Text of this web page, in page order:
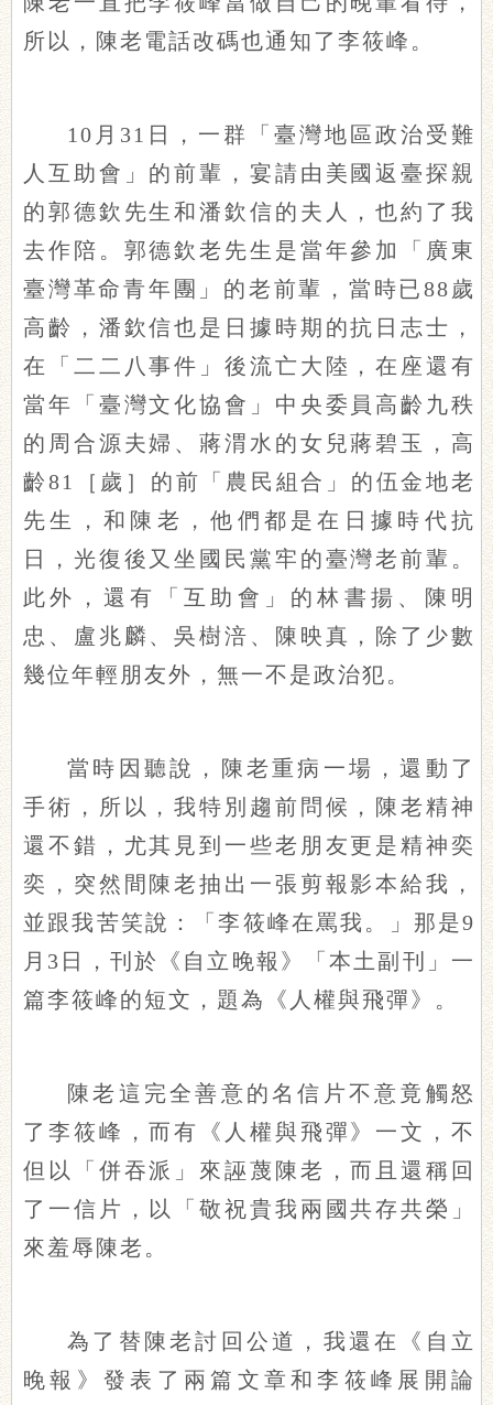
所以，陳老電話改碼也通知了李筱峰。
10月31日，一群「臺灣地區政治受難
人互助會」的前輩，宴請由美國返臺探親
的郭德欽先生和潘欽信的夫人，也約了我
去作陪。郭德欽老先生是當年參加「廣東
臺灣革命青年團」的老前輩，當時已88歲
高齡，潘欽信也是日據時期的抗日志士，
在「二二八事件」後流亡大陸，在座還有
當年「臺灣文化協會」中央委員高齡九秩
的周合源夫婦、蔣渭水的女兒蔣碧玉，高
齡81［歲］的前「農民組合」的伍金地老
先生，和陳老，他們都是在日據時代抗
日，光復後又坐國民黨牢的臺灣老前輩。
此外，還有「互助會」的林書揚、陳明
忠、盧兆麟、吳樹涪、陳映真，除了少數
幾位年輕朋友外，無一不是政治犯。
當時因聽說，陳老重病一場，還動了
手術，所以，我特別趨前問候，陳老精神
還不錯，尤其見到一些老朋友更是精神奕
奕，突然間陳老抽出一張剪報影本給我，
並跟我苦笑說：「李筱峰在罵我。」那是9
月3日，刊於《自立晚報》「本土副刊」一
篇李筱峰的短文，題為《人權與飛彈》。
陳老這完全善意的名信片不意竟觸怒
了李筱峰，而有《人權與飛彈》一文，不
但以「併吞派」來誣蔑陳老，而且還稱回
了一信片，以「敬祝貴我兩國共存共榮」
來羞辱陳老。
為了替陳老討回公道，我還在《自立
晚報》發表了兩篇文章和李筱峰展開論